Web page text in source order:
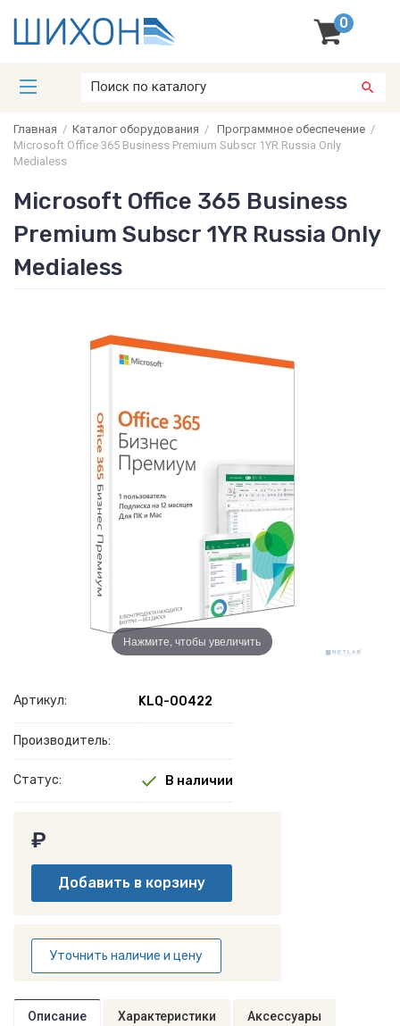
0
Главная / Каталог оборудования / Программное обеспечение /
Microsoft Office 365 Business Premium Subscr 1YR Russia Only
Medialess
Microsoft Office 365 Business
Premium Subscr 1YR Russia Only
Medialess
Нажмите, чтобы увеличить
Артикул: KLQ-00422
Производитель:
Статус: В наличии
₽
Уточнить наличие и цену
Описание Характеристики Аксессуары